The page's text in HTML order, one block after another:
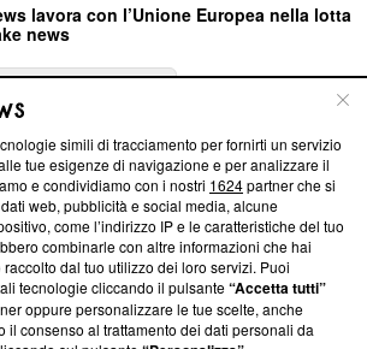
lavora con l’Unione Europea nella lotta
news
informazioni trasparenti su Blasting
editoriali e su come ci impegniamo a
Inoltre, afferma la nostra aderenza a
with Integrity’Blasting News non è
programma, ma ha richiesto di farne
non ha ancora effettuato una verifica di
simili di tracciamento per fornirti un servizio
tue esigenze di navigazione e per analizzare il
e condividiamo con i nostri 1624partner che si
web, pubblicità e social media, alcune
come l’indirizzo IP e le caratteristiche del tuo
combinarle con altre informazioni che hai
dal tuo utilizzo dei loro servizi. Puoi
tecnologie cliccando il pulsante“Accetta tutti”
oppure personalizzare le tue scelte, anche
il consenso al trattamento dei dati personali da